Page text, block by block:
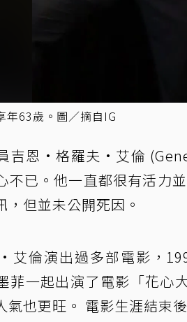
63歲。圖／摘自IG
吉恩·格羅夫·艾倫
不已。他一直都很有活力
，但並未公開死因。
倫演出過多部電影，
菲一起出演了電影「花心
氣也更旺。 電影生涯結束